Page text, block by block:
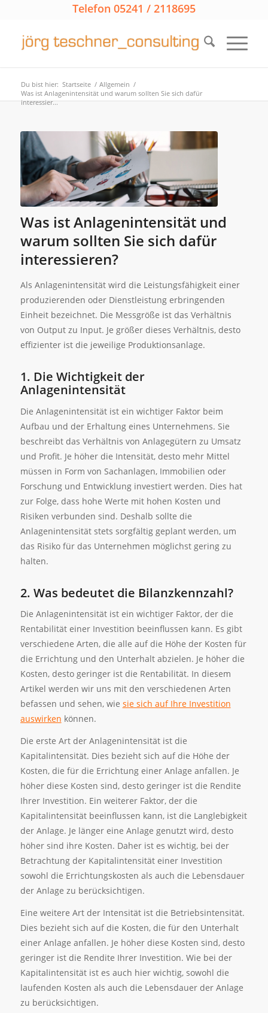
Telefon 05241 / 2118695
Du bist hier: Startseite / Allgemein /
Was ist Anlagenintensität und warum sollten Sie sich dafür
interessier...
Was ist Anlagenintensität und
warum sollten Sie sich dafür
interessieren?
Als Anlagenintensität wird die Leistungsfähigkeit einer
produzierenden oder Dienstleistung erbringenden
Einheit bezeichnet. Die Messgröße ist das Verhältnis
von Output zu Input. Je größer dieses Verhältnis, desto
effizienter ist die jeweilige Produktionsanlage.
1. Die Wichtigkeit der
Anlagenintensität
Die Anlagenintensität ist ein wichtiger Faktor beim
Aufbau und der Erhaltung eines Unternehmens. Sie
beschreibt das Verhältnis von Anlagegütern zu Umsatz
und Profit. Je höher die Intensität, desto mehr Mittel
müssen in Form von Sachanlagen, Immobilien oder
Forschung und Entwicklung investiert werden. Dies hat
zur Folge, dass hohe Werte mit hohen Kosten und
Risiken verbunden sind. Deshalb sollte die
Anlagenintensität stets sorgfältig geplant werden, um
das Risiko für das Unternehmen möglichst gering zu
halten.
2. Was bedeutet die Bilanzkennzahl?
Die Anlagenintensität ist ein wichtiger Faktor, der die
Rentabilität einer Investition beeinflussen kann. Es gibt
verschiedene Arten, die alle auf die Höhe der Kosten für
die Errichtung und den Unterhalt abzielen. Je höher die
Kosten, desto geringer ist die Rentabilität. In diesem
Artikel werden wir uns mit den verschiedenen Arten
befassen und sehen, wie sie sich auf Ihre Investition
auswirken können.
Die erste Art der Anlagenintensität ist die
Kapitalintensität. Dies bezieht sich auf die Höhe der
Kosten, die für die Errichtung einer Anlage anfallen. Je
höher diese Kosten sind, desto geringer ist die Rendite
Ihrer Investition. Ein weiterer Faktor, der die
Kapitalintensität beeinflussen kann, ist die Langlebigkeit
der Anlage. Je länger eine Anlage genutzt wird, desto
höher sind ihre Kosten. Daher ist es wichtig, bei der
Betrachtung der Kapitalintensität einer Investition
sowohl die Errichtungskosten als auch die Lebensdauer
der Anlage zu berücksichtigen.
Eine weitere Art der Intensität ist die Betriebsintensität.
Dies bezieht sich auf die Kosten, die für den Unterhalt
einer Anlage anfallen. Je höher diese Kosten sind, desto
geringer ist die Rendite Ihrer Investition. Wie bei der
Kapitalintensität ist es auch hier wichtig, sowohl die
laufenden Kosten als auch die Lebensdauer der Anlage
zu berücksichtigen.